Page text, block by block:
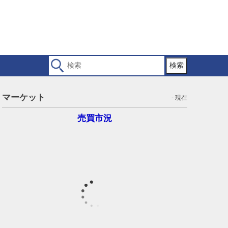
検索
マーケット - 現在
売買市況